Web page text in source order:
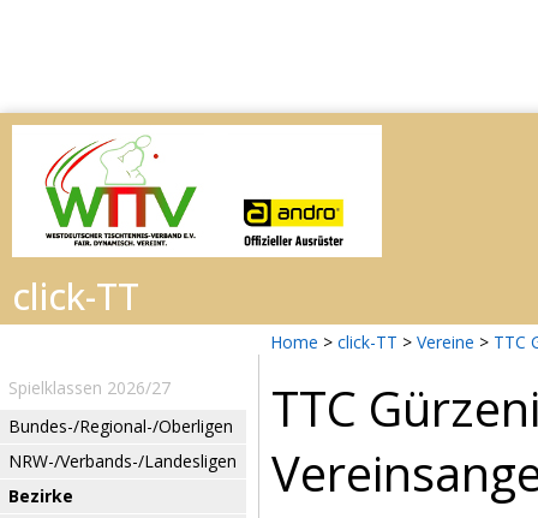
Home > click-TT > Vereine > TTC
Spielklassen 2026/27
Bundes-/Regional-/Oberligen
NRW-/Verbands-/Landesligen
Bezirke
TTC